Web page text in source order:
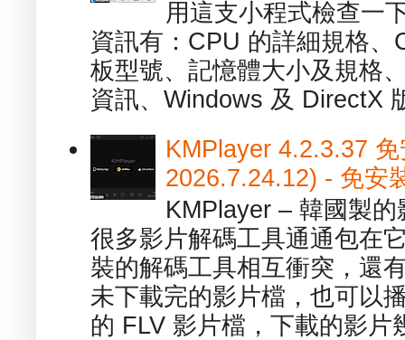
用這支小程式檢查一
資訊有：CPU 的詳細規格
板型號、記憶體大小及規格
資訊、Windows 及 DirectX
KMPlayer 4.2.3.37
2026.7.24.12) - 免安
KMPlayer – 韓國製
很多影片解碼工具通通包在
裝的解碼工具相互衝突，還
未下載完的影片檔，也可以
的 FLV 影片檔，下載的影片